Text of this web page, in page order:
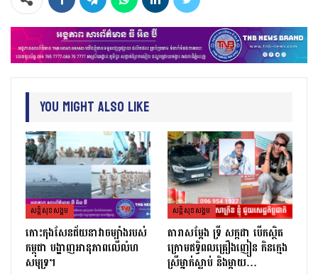
You Might Also Like
សន្តិសុខសង្គម
កោះកុងសែនជ័យនាវាចម្បាំងរបស់
កម្ពុជា បង្ហាញអានុភាពលើលំហ
សមុទ្រ។
សន្តិសុខសង្គម
តារាសម្ដែង ទ្រី សក្កដា បើកស្ថិត
ក្រោមឥទ្ធិពលគ្រឿងញៀន កិនក្មេង
ស្រីម្នាក់ស្លាប់ និងម្ដាយ…